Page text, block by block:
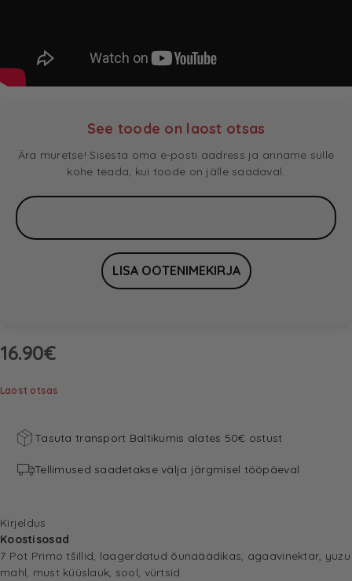
See toode on laost otsas
Ära muretse! Sisesta oma e-posti aadress ja anname sulle
kohe teada, kui toode on jälle saadaval.
16.90€
Laost otsas
Tasuta transport Baltikumis alates 50€ ostust
Tellimused saadetakse välja järgmisel tööpäeval
Kirjeldus
Koostisosad
7 Pot Primo tšillid, laagerdatud õunaäädikas, agaavinektar, yuzu
mahl, must küüslauk, sool, vürtsid.